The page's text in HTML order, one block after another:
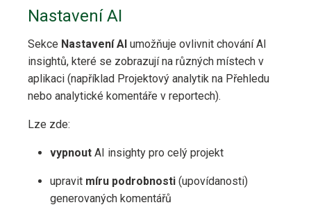
Nastavení AI
Sekce Nastavení AI umožňuje ovlivnit chování AI
insightů, které se zobrazují na různých místech v
aplikaci (například Projektový analytik na Přehledu
nebo analytické komentáře v reportech).
Lze zde:
vypnout AI insighty pro celý projekt
upravit míru podrobnosti (upovídanosti)
generovaných komentářů